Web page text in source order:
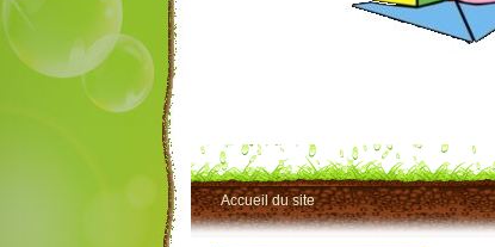
Accueil du site